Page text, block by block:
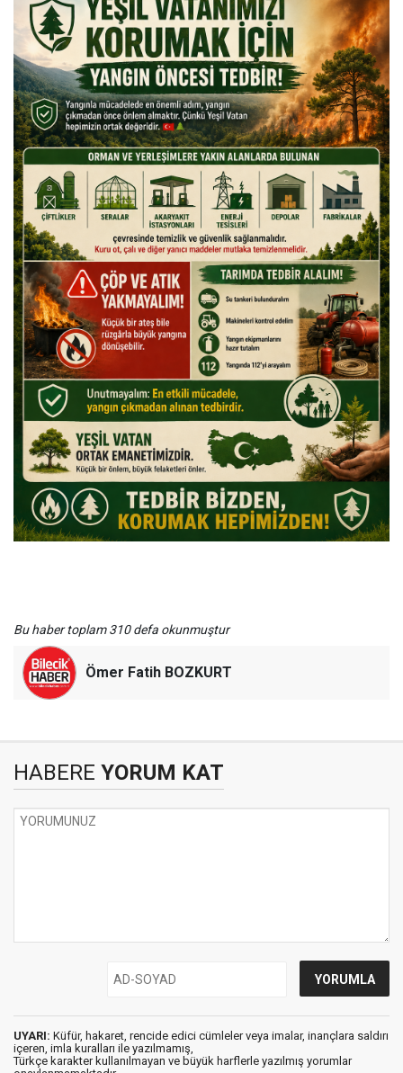
Bu haber toplam 310 defa okunmuştur
Ömer Fatih BOZKURT
HABERE YORUM KAT
UYARI: Küfür, hakaret, rencide edici cümleler veya imalar, inançlara saldırı
içeren, imla kuralları ile yazılmamış,
Türkçe karakter kullanılmayan ve büyük harflerle yazılmış yorumlar